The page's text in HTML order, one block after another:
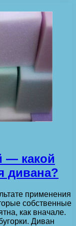
— какой
дивана?
применения
собственные
как вначале.
Диван